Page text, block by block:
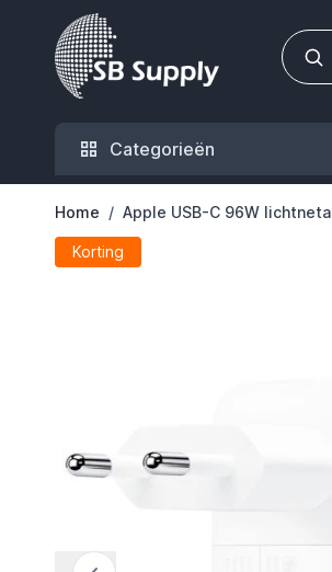
Ga naar de inhoud
Categorieën
Home / Apple USB-C 96W
Korting